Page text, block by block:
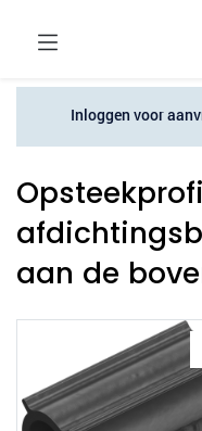
Inloggen voor
aan de